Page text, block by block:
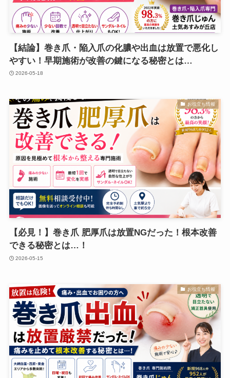
【結論】巻き爪・陥入爪の化膿や出血は放置で悪化し
やすい！早期施術が改善の鍵になる秘密とは…
2026-05-18
お役立ち情報
【必見！】巻き爪 肥厚爪は放置NGだった！根本改善
できる秘密とは…！
2026-05-15
お役立ち情報